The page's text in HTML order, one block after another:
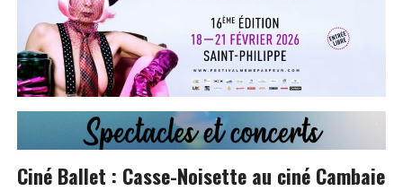
Ciné Ballet : Casse-Noisette au ciné Cambaie